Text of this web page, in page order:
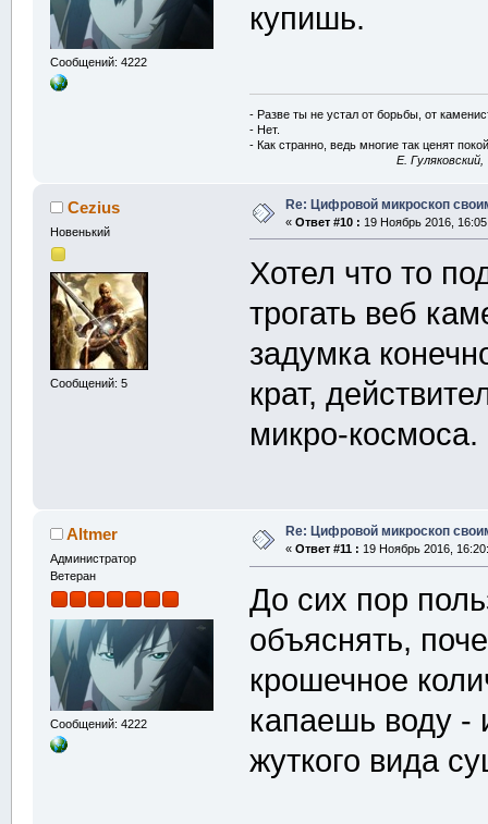
Сообщений: 4222
купишь.
- Разве ты не устал от борьбы, от
- Нет.
- Как странно, ведь многие так ценят
E.
Cezius
Новенький
Сообщений: 5
Re: Цифровой микроскоп
« Ответ #10 : 19 Ноябрь 2016,
Хотел что то
трогать веб
задумка
крат,
микро-космоса.
Altmer
Администратор
Ветеран
Сообщений: 4222
Re: Цифровой микроскоп
« Ответ #11 : 19 Ноябрь 2016,
До сих пор
объяснять,
крошечное
капаешь воду -
жуткого вида